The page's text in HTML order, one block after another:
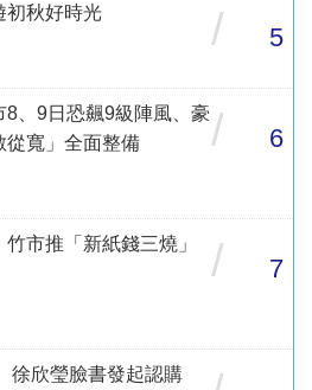
初秋好時光
/ 5
、9日恐飆9級陣風、豪
寬」全面整備
/ 6
市推「新紙錢三燒」
/ 7
欣瑩臉書發起認購